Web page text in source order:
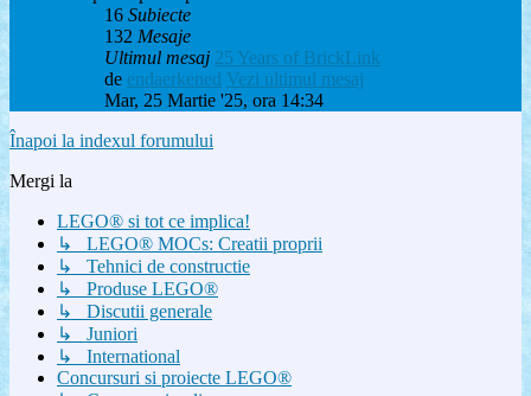
16 Subiecte
132 Mesaje
Ultimul mesaj 25 Years of BrickLink
de endaerkened Vezi ultimul mesaj
Mar, 25 Martie '25, ora 14:34
Înapoi la indexul forumului
Mergi la
LEGO® si tot ce implica!
↳ LEGO® MOCs: Creatii proprii
↳ Tehnici de constructie
↳ Produse LEGO®
↳ Discutii generale
↳ Juniori
↳ International
Concursuri si proiecte LEGO®